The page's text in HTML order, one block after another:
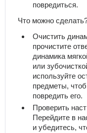
повредиться.
Что можно
Очистить
прочистите
динамика
или
используйте
предметы,
повредить его.
Проверить
Перейдите в
и убедитесь,